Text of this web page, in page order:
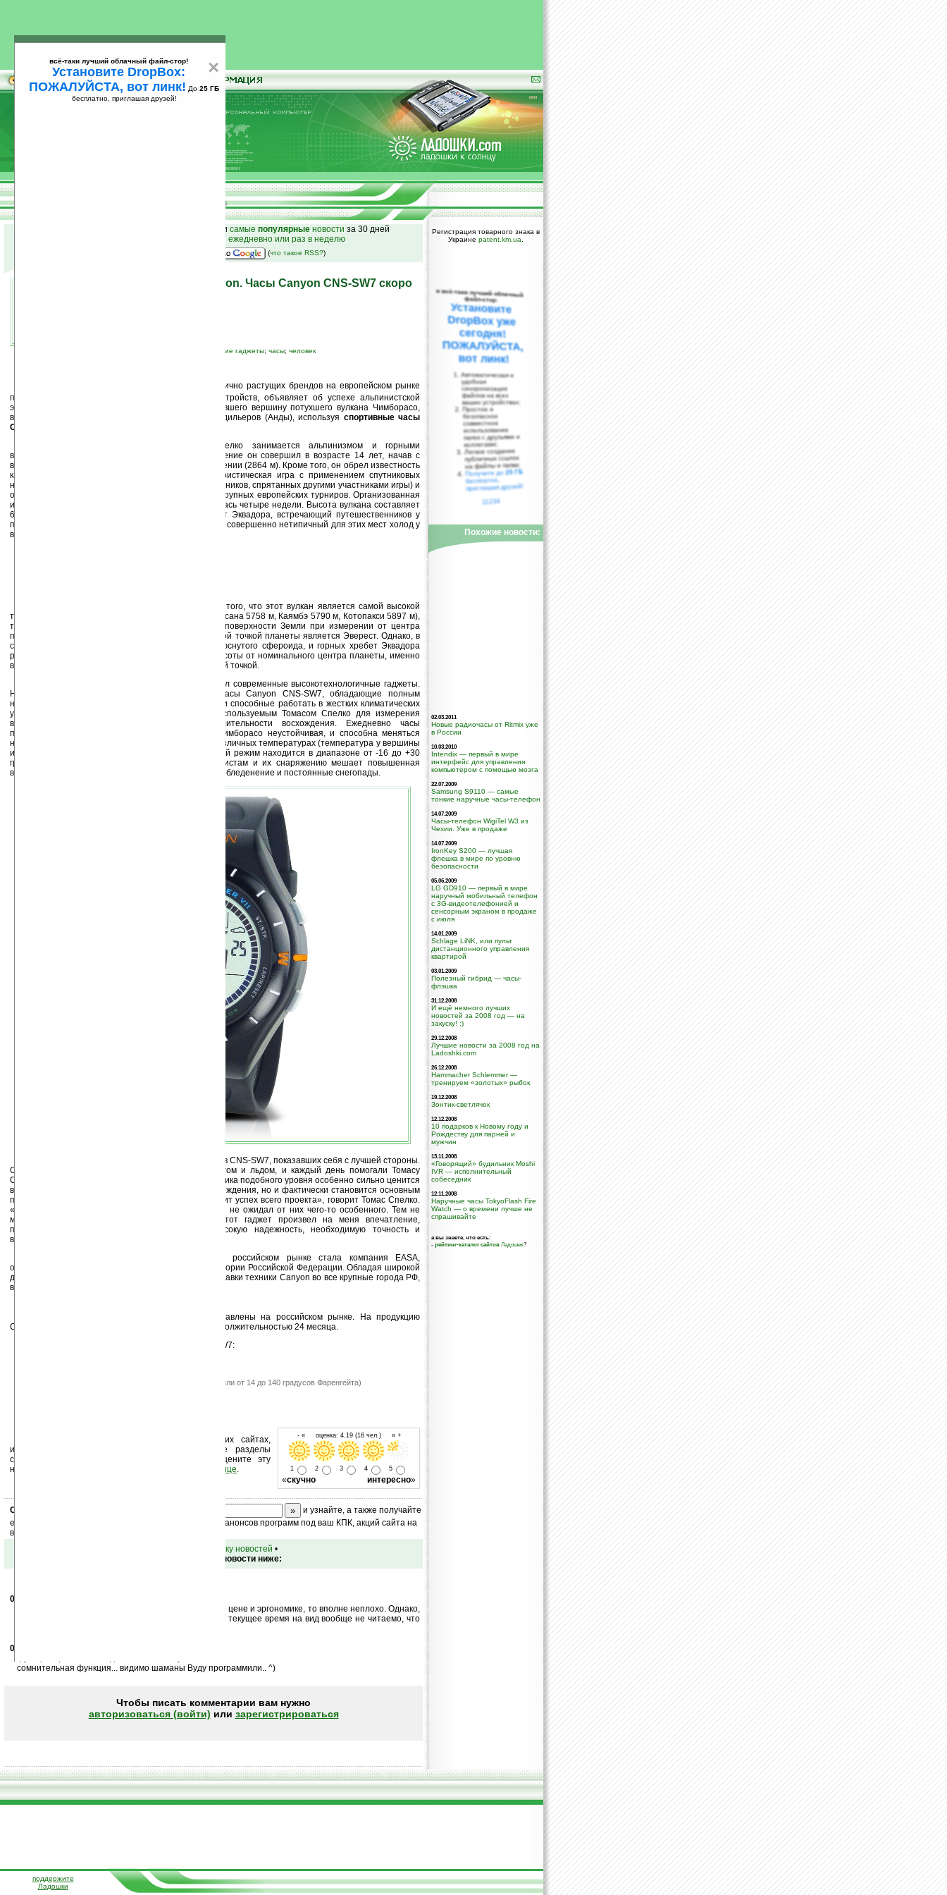
25
и самые популярные новости за 30 дней
на email ежедневно или раз в неделю
(что такое RSS?)
Покоряя вершины с Canyon. Часы Canyon CNS-SW7 скоро
прочие гаджеты; часы; человек
, один из наиболее динамично растущих брендов на европейском рынке
потребительской электроники и периферийных устройств, объявляет об успехе альпинистской
экспедиции Томаса Спелко (Tomaz Spelko), покорившего вершину потухшего вулкана Чимборасо,
входящего в состав горного массива западных кордильеров (Анды), используя спортивные часы
Canyon CNS-SW7
На профессиональном уровне Томас Спелко занимается альпинизмом и горными
восхождениями с ранней юности. Первое восхождение он совершил в возрасте 14 лет, начав с
восхождения на Триглав, самую высокую гору в Словении (2864 м). Кроме того, он обрел известность
как первоклассный специалист по геокешингу (туристическая игра с применением спутниковых
навигационных систем, состоящая в нахождении тайников, спрятанных другими участниками игры) и
ориентированию на местности, выиграв несколько крупных европейских турниров. Организованная
им экспедиция по восхождению на Чимборасо длилась четыре недели. Высота вулкана составляет
6267 метров. Мягкий, влажный тропический климат Эквадора, встречающий путешественников у
подножья Чимборасо, довольно быстро меняется на совершенно нетипичный для этих мест холод у
вершины.
Чимборасо – это уникальное место. Помимо того, что этот вулкан является самой высокой
точкой в горном хребте Анд (другие вершины – Антисана 5758 м, Каямбэ 5790 м, Котопакси 5897 м),
так еще и считается наиболее удаленной точкой поверхности Земли при измерении от центра
планеты. В абсолютных величинах наиболее высокой точкой планеты является Эверест. Однако, в
связи с тем, что планета Земля имеет форму сплюснутого сфероида, и горных хребет Эквадора
расположен ближе к экватору, то при измерении высоты от номинального центра планеты, именно
вершина Чимборасо становится наиболее удаленной точкой.
Для своего восхождения Томас Спелко выбрал современные высокотехнологичные гаджеты.
Наибольшую помощь оказали ему спортивные часы Canyon CNS-SW7, обладающие полным
набором всех необходимых альпинистам функций, и способные работать в жестких климатических
условиях. Часы стали основным инструментом, используемым Томасом Спелко для измерения
высоты подъема, текущей температуры и длительности восхождения. Ежедневно часы
подвергались жестким испытаниям – погода на Чимборасо неустойчивая, и способна меняться
несколько раз в день. Им пришлось работать при различных температурах (температура у вершины
и у подножья серьезно различается, температурный режим находится в диапазоне от -16 до +30
градусов Цельсия). В начале восхождения альпинистам и их снаряжению мешает повышенная
влажность, ближе к вершине – резкое похолодание, обледенение и постоянные снегопады.
Томас Спелко высоко оценил надежность часов CNS-SW7, показавших себя с лучшей стороны.
Они с легкостью вынесли испытание дождем, снегом и льдом, и каждый день помогали Томасу
Спелко лучше ориентироваться на местности. «Техника подобного уровня особенно сильно ценится
в горах, ведь она не только упрощает процесс восхождения, но и фактически становится основным
помощником альпиниста, и от ее надежности зависит успех всего проекта», говорит Томас Спелко.
«Когда я впервые увидел часы Canyon CNS-SW7, я не ожидал от них чего-то особенного. Тем не
менее, мои ожидания оказались ошибочными, этот гаджет произвел на меня впечатление,
продемонстрировав свои лучшие качества – высокую надежность, необходимую точность и
великолепную эргономичность», добавил он.
Эксклюзивным дистрибьютором Canyon на российском рынке стала компания EASA,
осуществляющая свою деятельность на всей территории Российской Федерации. Обладая широкой
дилерской сетью, EASA Company осуществляет поставки техники Canyon во все крупные города РФ,
включая удаленные от центра регионы.
Часы Canyon CNS-SW7 скоро будут представлены на российском рынке. На продукцию
Canyon предоставляется фирменная гарантия, продолжительностью 24 месяца.
Функциональные особенности Canyon CNS-SW7:
Термометр (от -10 до 60 градусов Цельсия, или от 14 до 140 градусов Фаренгейта)
- « оценка: 4.19 (16 чел.) » +
1 2 3 4 5
«скучно интересно»
Устанавливайте линк на Ладошки на своих сайтах,
изучайте коммерческую информацию, посещайте разделы
сайта (форум, чат, новости, файлы, прочие). Оцените эту
новость и оставьте свой комментарий
ниже на странице.
Скоро
и узнайте, а также получайте
ежедневный или еженедельный дайджест новостей, анонсов программ под ваш КПК, акций сайта на
ваш почтовый ящик.
вернуться к списку новостей •
Обсуждение этой новости ниже:
05.02.2010
если получится конкурировать с Casio или Timex по цене и эргономике, то вполне неплохо. Однако,
внешний вид как у дешёвой китайской побрякушки, текущее время на вид вообще не читаемо, что
06.02.2010
сомнительная функция... видимо шаманы Вуду программили.. ^)
Чтобы писать комментарии вам нужно
авторизоваться (войти) или зарегистрироваться
Регистрация товарного знака в
Украине patent.km.ua
×
всё-таки лучший облачный файл-стор!
Установите DropBox:
ПОЖАЛУЙСТА, вот линк! До 25 ГБ
бесплатно, приглашая друзей!
и всё-таки лучший облачный
файл-стор:
Установите
DropBox уже
сегодня!
ПОЖАЛУЙСТА,
вот линк!
Автоматическая и
удобная
синхронизация
файлов на всех
ваших устройствах;
Простое и
безопасное
совместное
использование
папок с друзьями и
коллегами;
Легкое создание
публичных ссылок
на файлы и папки;
Получите до25 ГБ
бесплатно,
приглашая друзей!
11234
Похожие новости:
02.03.2011
Новые радиочасы от Ritmix уже
в России
10.03.2010
Intendix — первый в мире
интерфейс для управления
компьютером с помощью мозга
22.07.2009
Samsung S9110 — самые
тонкие наручные часы-телефон
14.07.2009
Часы-телефон WigiTel W3 из
Чехии. Уже в продаже
14.07.2009
IronKey S200 — лучшая
флешка в мире по уровню
безопасности
05.06.2009
LG GD910 — первый в мире
наручный мобильный телефон
с 3G-видеотелефонией и
сенсорным экраном в продаже
с июля
14.01.2009
Schlage LiNK, или пульт
дистанционного управления
квартирой
03.01.2009
Полезный гибрид — часы-
флэшка
31.12.2008
И ещё немного лучших
новостей за 2008 год — на
закуску! :)
29.12.2008
Лучшие новости за 2008 год на
Ladoshki.com
26.12.2008
Hammacher Schlemmer —
тренируем «золотых» рыбок
19.12.2008
Зонтик-светлячок
12.12.2008
10 подарков к Новому году и
Рождеству для парней и
мужчин
13.11.2008
«Говорящий» будильник Moshi
IVR — исполнительный
собеседник
12.11.2008
Наручные часы TokyoFlash Fire
Watch — о времени лучше не
спрашивайте
а вы знаете, что есть:
- рейтинг-каталог сайтов Ладошек?
поддержите
Ладошки